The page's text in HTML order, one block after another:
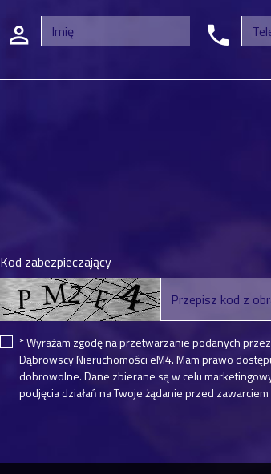
Kod zabezpieczający
* Wyrażam zgodę na przetwarzanie podanych
Dąbrowscy Nieruchomości eM4. Mam prawo
dobrowolne. Dane zbierane są w celu
podjęcia działań na Twoje żądanie przed